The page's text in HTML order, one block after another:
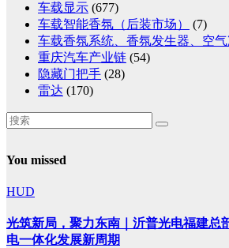
车载显示 (677)
车载智能香氛（后装市场）
(7)
车载香氛系统、香氛发生器、空
重庆汽车产业链 (54)
隐藏门把手 (28)
雷达 (170)
You missed
HUD
光筑新局，聚力东南｜沂普光电福建总
电一体化发展新周期